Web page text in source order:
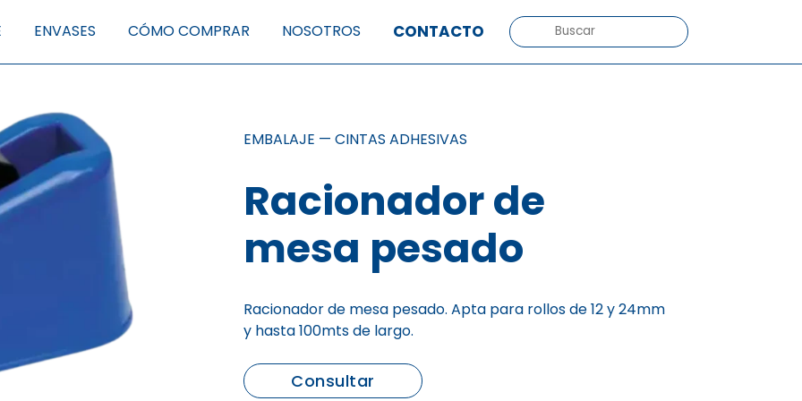
ENVASES CÓMO COMPRAR NOSOTROS CONTACTO BUSCAR:
EMBALAJE — CINTAS ADHESIVAS
Racionador de
mesa pesado
Racionador de mesa pesado. Apta para rollos de 12 y 24mm
y hasta 100mts de largo.
Consultar